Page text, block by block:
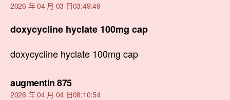
示:
2026 年 04 月 03 日03:49:49
doxycycline hyclate 100mg cap
doxycycline hyclate 100mg cap
augmentin 875表
示:
2026 年 04 月 04 日08:10:54